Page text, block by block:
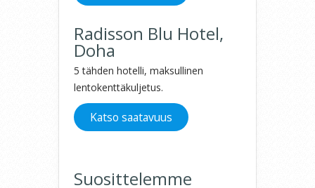
Radisson Blu Hotel,
Doha
5 tähden hotelli, maksullinen
lentokenttäkuljetus.
Katso saatavuus
Suosittelemme